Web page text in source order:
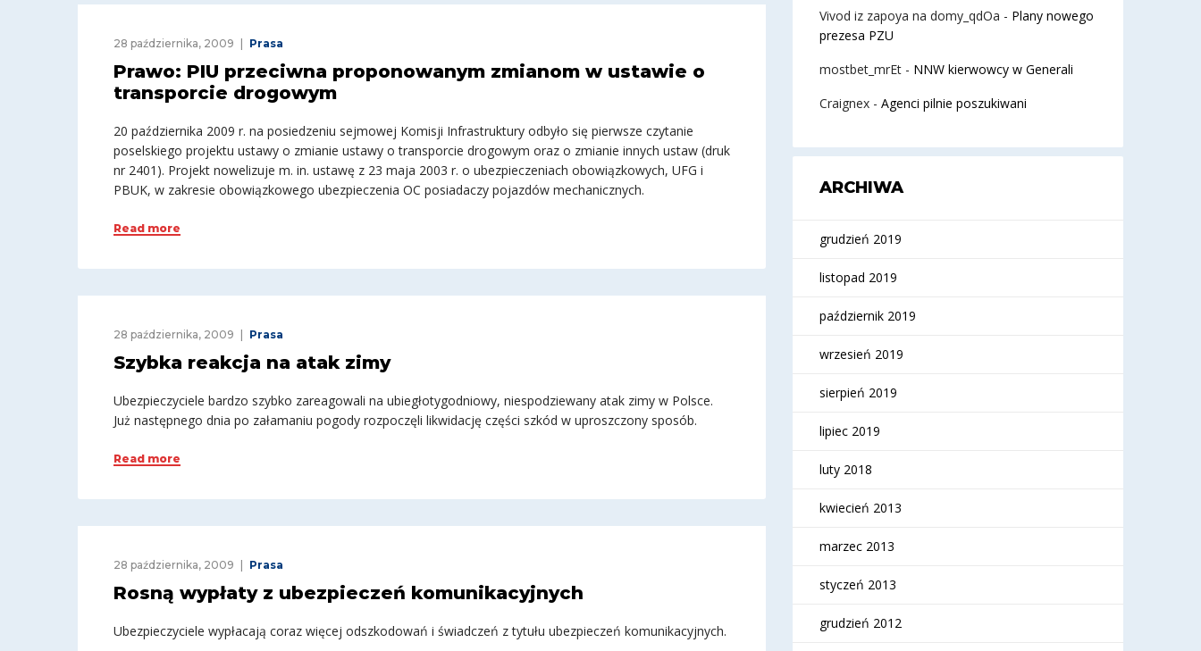
28 października, 2009 Prasa
Prawo: PIU przeciwna proponowanym zmianom w ustawie o
transporcie drogowym
20 października 2009 r. na posiedzeniu sejmowej Komisji Infrastruktury odbyło się pierwsze czytanie
poselskiego projektu ustawy o zmianie ustawy o transporcie drogowym oraz o zmianie innych ustaw (druk
nr 2401). Projekt nowelizuje m. in. ustawę z 23 maja 2003 r. o ubezpieczeniach obowiązkowych, UFG i
PBUK, w zakresie obowiązkowego ubezpieczenia OC posiadaczy pojazdów mechanicznych.
Read more
28 października, 2009 Prasa
Szybka reakcja na atak zimy
Ubezpieczyciele bardzo szybko zareagowali na ubiegłotygodniowy, niespodziewany atak zimy w Polsce.
Już następnego dnia po załamaniu pogody rozpoczęli likwidację części szkód w uproszczony sposób.
Read more
28 października, 2009 Prasa
Rosną wypłaty z ubezpieczeń komunikacyjnych
Ubezpieczyciele wypłacają coraz więcej odszkodowań i świadczeń z tytułu ubezpieczeń komunikacyjnych.
Vivod iz zapoya na domy_qdOa - Plany nowego
prezesa PZU
mostbet_mrEt - NNW kierwowcy w Generali
Craignex - Agenci pilnie poszukiwani
ARCHIWA
grudzień 2019
listopad 2019
październik 2019
wrzesień 2019
sierpień 2019
lipiec 2019
luty 2018
kwiecień 2013
marzec 2013
styczeń 2013
grudzień 2012